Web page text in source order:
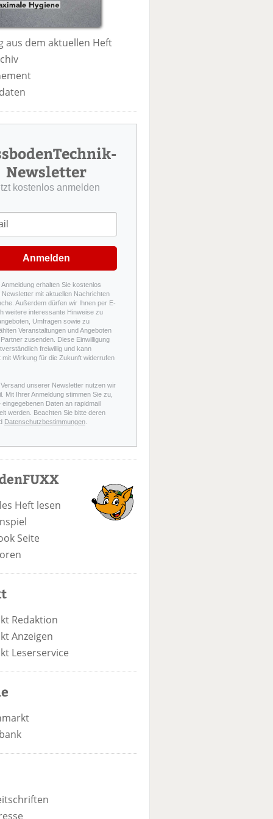
aus dem aktuellen Heft
Newsletter
kostenlos anmelden
Anmelden
Anmeldung erhalten Sie kostenlos
Newsletter mit aktuellen Nachrichten
Außerdem dürfen wir Ihnen per E-
weitere interessante Hinweise zu
Umfragen sowie zu
Veranstaltungen und Angeboten
zusenden. Diese Einwilligung
freiwillig und kann
mit Wirkung für die Zukunft widerrufen
Versand unserer Newsletter nutzen wir
Mit Ihrer Anmeldung stimmen Sie zu,
eingegebenen Daten an rapidmail
werden. Beachten Sie bitte deren
Datenschutzbestimmungen.
Heft lesen
Seite
Redaktion
Anzeigen
Leserservice